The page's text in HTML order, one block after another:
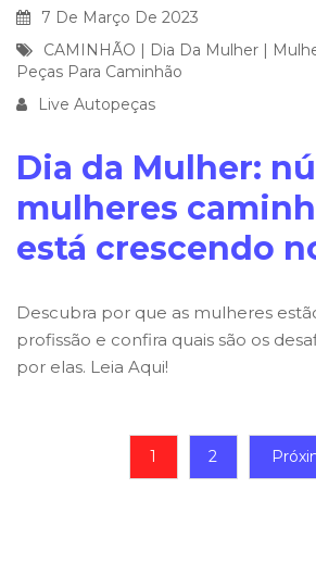
7 De Março De 2023
CAMINHÃO | Dia Da Mulher |
Peças Para Caminhão
Live Autopeças
Dia da Mulher:
mulheres
está crescendo
Descubra por que as mulheres
profissão e confira quais são os
por elas. Leia Aqui!
1 2